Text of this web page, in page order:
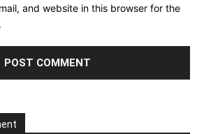
and website in this browser for the